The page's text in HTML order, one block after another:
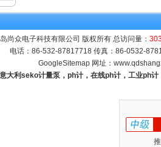
尚众电子科技有限公司 版权所有 总访问量：
电话：86-532-87817718 传真：86-0532-
GoogleSitemap 网址：
大利seko计量泵，ph计，在线ph计，工业ph